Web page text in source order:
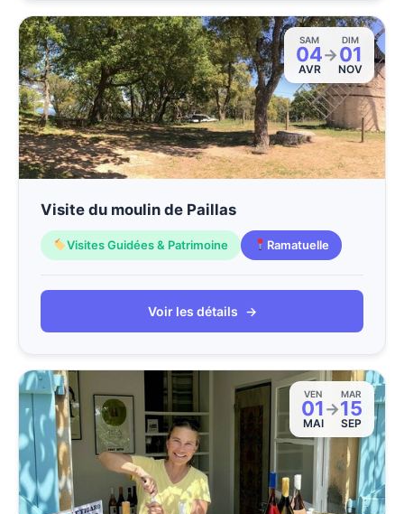
SAM
04
AVR
→
DIM
01
NOV
Visite du moulin de Paillas
Visites Guidées & Patrimoine Ramatuelle
Voir les détails →
VEN
01
MAI
→
MAR
15
SEP